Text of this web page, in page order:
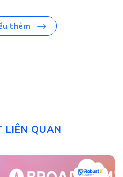
thêm
LIÊN QUAN